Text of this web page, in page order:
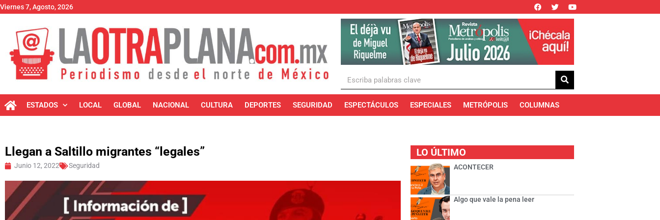
Viernes 7, Agosto, 2026
ESTADOS LOCAL GLOBAL NACIONAL CULTURA DEPORTES SEGURIDAD ESPECTÁCULOS ESPECIALES METRÓPOLIS COLUMNAS
Llegan a Saltillo migrantes “legales”
Junio 12, 2022 Seguridad
LO ÚLTIMO
ACONTECER
Algo que vale la pena leer